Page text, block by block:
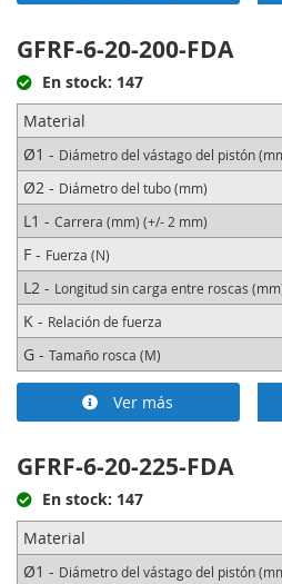
GFRF-6-20-200-FDA
En stock: 147
Material
Ø1 - Diámetro del vástago del pistón
Ø2 - Diámetro del tubo (mm)
L1 - Carrera (mm) (+/- 2 mm)
F - Fuerza (N)
L2 - Longitud sin carga entre roscas
K - Relación de fuerza
G - Tamaño rosca (M)
Ver más
GFRF-6-20-225-FDA
En stock: 147
Material
Ø1 - Diámetro del vástago del pistón